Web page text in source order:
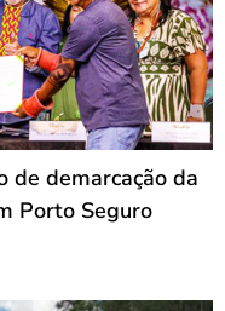
de demarcação da
Porto Seguro